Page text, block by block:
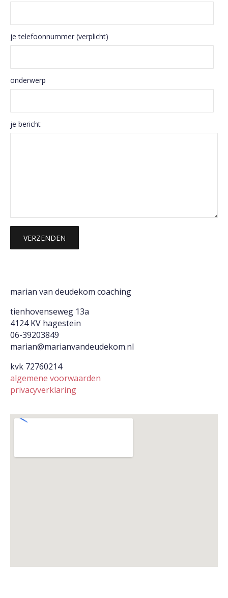
je telefoonnummer (verplicht)
onderwerp
je bericht
marian van deudekom coaching
tienhovenseweg 13a
4124 KV hagestein
06-39203849
marian@marianvandeudekom.nl
kvk 72760214
algemene voorwaarden
privacyverklaring